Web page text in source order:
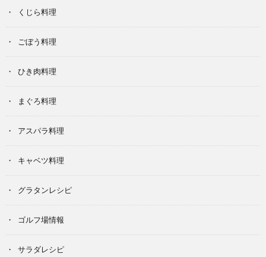
くじら料理
ごぼう料理
ひき肉料理
まぐろ料理
アスパラ料理
キャベツ料理
グラタンレシピ
ゴルフ場情報
サラダレシピ